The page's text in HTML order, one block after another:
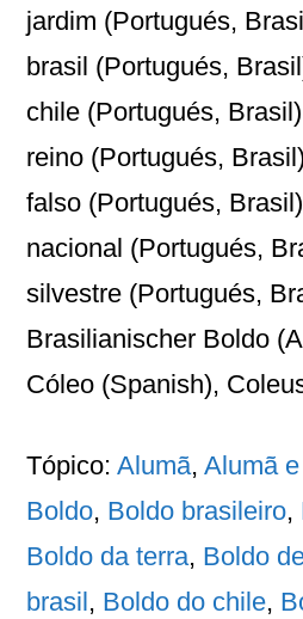
jardim (Portugués,
brasil (Portugués,
chile (Portugués,
reino (Portugués,
falso (Portugués,
nacional (Portugués,
silvestre (Portugués,
Brasilianischer Boldo
Cóleo (Spanish),
Tópico: Alumã,Alumã
Boldo, Boldo brasileiro,
Boldo da terra, Boldo
brasil, Boldo do chile,